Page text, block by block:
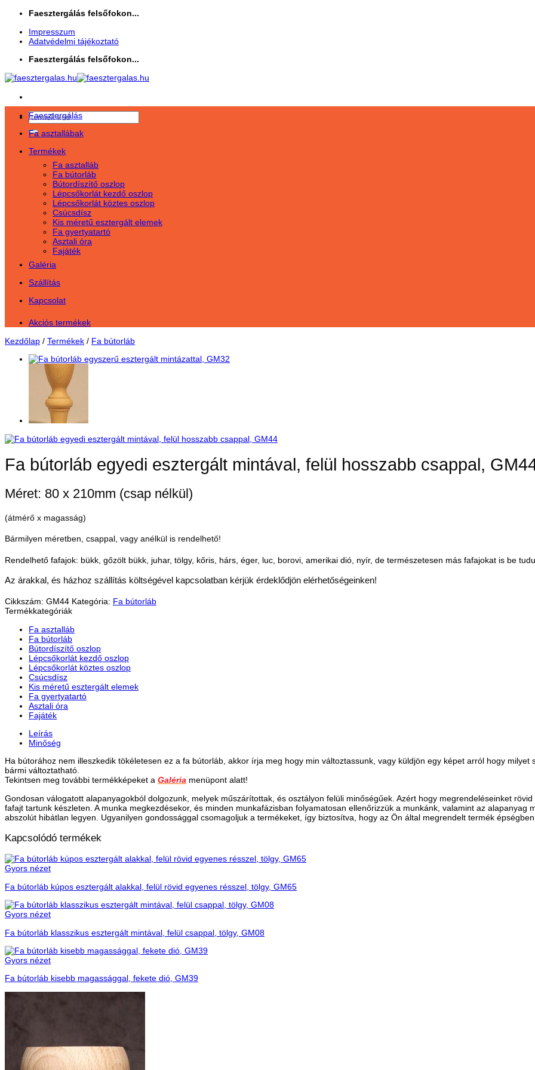
Skip
content
Faesztergálás felsőfokon...
Impresszum
Adatvédelmi tájékoztató
Faesztergálás felsőfokon...
Keresés
a
következőre:
Faesztergálás
Fa asztallábak
Termékek
Fa asztalláb
Fa bútorláb
Bútordíszítő oszlop
Lépcsőkorlát kezdő oszlop
Lépcsőkorlát köztes oszlop
Csúcsdísz
Kis méretű esztergált elemek
Fa gyertyatartó
Asztali óra
Fajáték
Galéria
Szállítás
Kapcsolat
Akciós termékek
Kezdőlap / Termékek / Fa bútorláb
Fa bútorláb egyedi esztergált mintával, felül hosszabb csappal,
Méret: 80 x 210mm (csap nélkül)
(átmérő x magasság)
Bármilyen méretben, csappal, vagy anélkül is rendelhető!
Rendelhető fafajok: bükk, gőzölt bükk, juhar, tölgy, kőris, hárs, éger, luc, borovi, amerikai dió, nyír, de természetesen más fafajokat is be
Az árakkal, és házhoz szállítás költségével kapcsolatban kérjük érdeklődjön elérhetőségeinken!
Cikkszám: GM44 Kategória: Fa bútorláb
Termékkategóriák
Fa asztalláb
Fa bútorláb
Bútordíszítő oszlop
Lépcsőkorlát kezdő oszlop
Lépcsőkorlát köztes oszlop
Csúcsdísz
Kis méretű esztergált elemek
Fa gyertyatartó
Asztali óra
Fajáték
Leírás
Minőség
Ha bútorához nem illeszkedik tökéletesen ez a fa bútorláb, akkor írja meg hogy min változtassunk, vagy küldjön egy képet arról hogy
bármi változtatható.
Tekintsen meg további termékképeket a Galéria menüpont alatt!
Gondosan válogatott alapanyagokból dolgozunk, melyek műszárítottak, és osztályon felüli minőségűek. Azért hogy megrendeléseinket
fafajt tartunk készleten. A munka megkezdésekor, és minden munkafázisban folyamatosan ellenőrizzük a munkánk, valamint az alapanyag
abszolút hibátlan legyen. Ugyanilyen gondossággal csomagoljuk a termékeket, így biztosítva, hogy az Ön által megrendelt termék
Kapcsolódó termékek
Gyors nézet
Fa bútorláb kúpos esztergált alakkal, felül rövid egyenes résszel, tölgy, GM65
Gyors nézet
Fa bútorláb klasszikus esztergált mintával, felül csappal, tölgy, GM08
Gyors nézet
Fa bútorláb kisebb magassággal, fekete dió, GM39